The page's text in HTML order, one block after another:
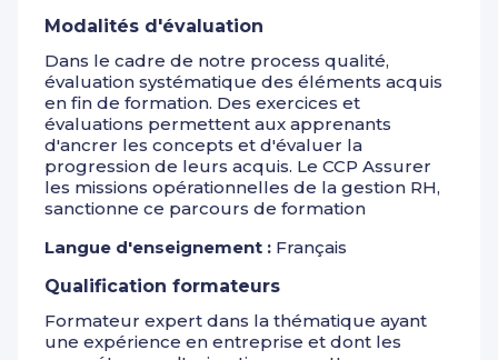
Identifier les documents nécessaires pour justifier
les données de la paie
Repérer et signaler des anomalies sur un bulletin de
paie
Savoir expliquer le bulletin de paie aux salariés
Collecter les éléments variables auprès des
collaborateurs
Modalités d'évaluation
Dans le cadre de notre process qualité,
évaluation systématique des éléments acquis
en fin de formation. Des exercices et
évaluations permettent aux apprenants
d'ancrer les concepts et d'évaluer la
progression de leurs acquis. Le CCP Assurer
les missions opérationnelles de la gestion RH,
sanctionne ce parcours de formation
Langue d'enseignement : Français
Qualification formateurs
Formateur expert dans la thématique ayant
une expérience en entreprise et dont les